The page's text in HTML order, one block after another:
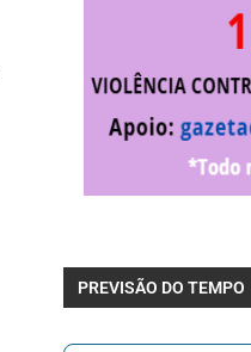
PREVISÃO DO TEMPO